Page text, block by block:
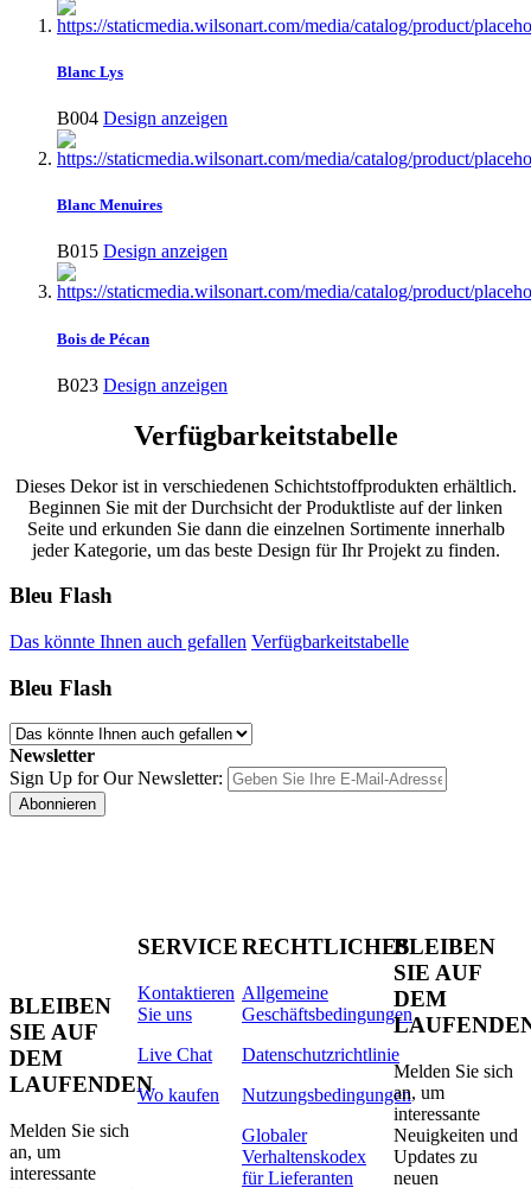
Blanc Lys
B004 Design anzeigen
Blanc Menuires
B015 Design anzeigen
Bois de Pécan
B023 Design anzeigen
Verfügbarkeitstabelle
Dieses Dekor ist in verschiedenen Schichtstoffprodukten erhältlich.
Beginnen Sie mit der Durchsicht der Produktliste auf der linken
Seite und erkunden Sie dann die einzelnen Sortimente innerhalb
jeder Kategorie, um das beste Design für Ihr Projekt zu finden.
Bleu Flash
Das könnte Ihnen auch gefallen Verfügbarkeitstabelle
Bleu Flash
Newsletter
Sign Up for Our Newsletter:
Abonnieren
BLEIBEN
SIE AUF
DEM
LAUFENDEN
Melden Sie sich
an, um
interessante
SERVICE
Kontaktieren
Sie uns
Live Chat
Wo kaufen
RECHTLICHES
Allgemeine
Geschäftsbedingungen
Datenschutzrichtlinie
Nutzungsbedingungen
Globaler
Verhaltenskodex
für Lieferanten
BLEIBEN
SIE AUF
DEM
Melden Sie sich
an, um
interessante
Neuigkeiten und
Updates zu
neuen